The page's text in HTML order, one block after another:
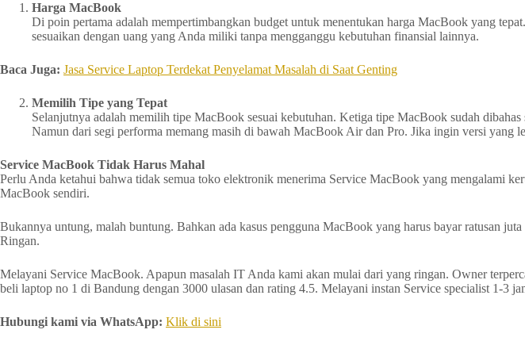
Harga MacBook
Di poin pertama adalah mempertimbangkan budget untuk menentukan harga MacBook yang
sesuaikan dengan uang yang Anda miliki tanpa mengganggu kebutuhan finansial lainnya.
Baca Juga: Jasa Service Laptop Terdekat Penyelamat Masalah di Saat Genting
Memilih Tipe yang Tepat
Selanjutnya adalah memilih tipe MacBook sesuai kebutuhan. Ketiga tipe MacBook sudah
Namun dari segi performa memang masih di bawah MacBook Air dan Pro. Jika ingin versi
Service MacBook Tidak Harus Mahal
Perlu Anda ketahui bahwa tidak semua toko elektronik menerima Service MacBook yang mengalami
MacBook sendiri.
Bukannya untung, malah buntung. Bahkan ada kasus pengguna MacBook yang harus bayar ratusan
Ringan.
Melayani Service MacBook. Apapun masalah IT Anda kami akan mulai dari yang ringan. Owner
beli laptop no 1 di Bandung dengan 3000 ulasan dan rating 4.5. Melayani instan Service specialist 1-3
Hubungi kami via WhatsApp: Klik di sini